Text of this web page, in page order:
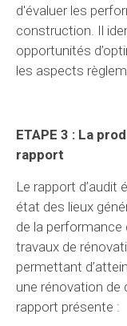
d'évaluer les
construction. Il
opportunités
les aspects
ETAPE 3 : La
rapport
Le rapport d’audit
état des lieux
de la
travaux de
permettant
une rénovation de
rapport présente :